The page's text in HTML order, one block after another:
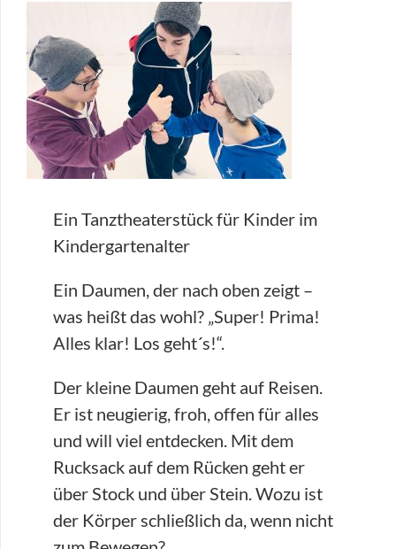
Ein Tanztheaterstück für Kinder im
Kindergartenalter
Ein Daumen, der nach oben zeigt –
was heißt das wohl? „Super! Prima!
Alles klar! Los geht´s!“.
Der kleine Daumen geht auf Reisen.
Er ist neugierig, froh, offen für alles
und will viel entdecken. Mit dem
Rucksack auf dem Rücken geht er
über Stock und über Stein. Wozu ist
der Körper schließlich da, wenn nicht